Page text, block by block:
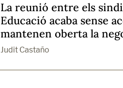
La reunió entre els
Educació acaba sense
mantenen oberta la
Judit Castaño